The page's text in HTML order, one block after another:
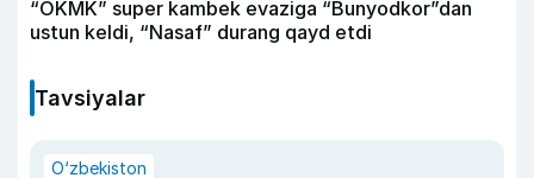
“OKMK” super kambek evaziga “Bunyodkor”dan
ustun keldi, “Nasaf” durang qayd etdi
Tavsiyalar
O‘zbekiston